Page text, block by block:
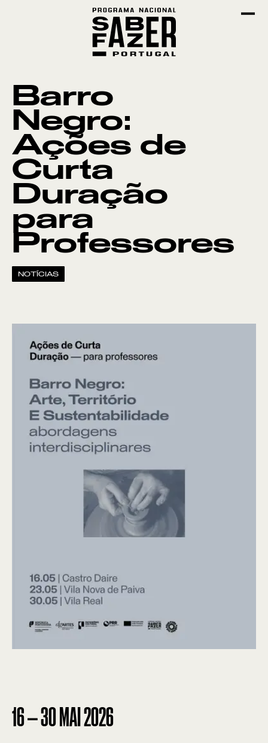
Barro
Negro:
Ações de
Curta
Duração
para
Professores
NOTÍCIAS
16—30MAI2026